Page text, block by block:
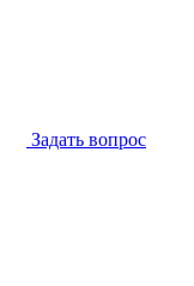
Задать вопрос